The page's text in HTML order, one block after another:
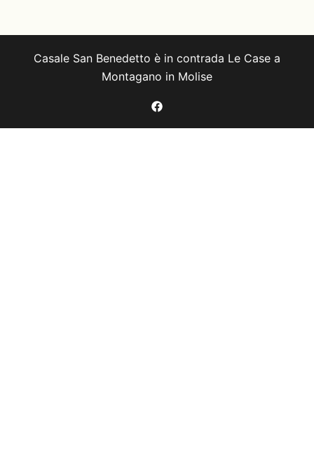
Casale San Benedetto è in contrada Le Case a
Montagano in Molise